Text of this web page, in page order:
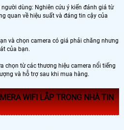
dùng: Nghiên cứu ý kiến ​​đánh giá từ
quan về hiệu suất và đáng tin cậy của
và chọn camera có giá phải chăng nhưng
của bạn.
chọn từ các thương hiệu camera nổi tiếng
và hỗ trợ sau khi mua hàng.
WIFI LẮP TRONG NHÀ TIN